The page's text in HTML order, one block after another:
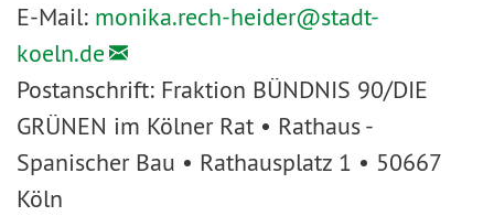
E-Mail: monika.rech-heider@stadt-
koeln.de
Postanschrift: Fraktion BÜNDNIS 90/DIE
GRÜNEN im Kölner Rat • Rathaus -
Spanischer Bau • Rathausplatz 1 • 50667
Köln